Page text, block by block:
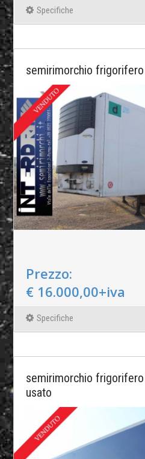
Specifiche
semirimorchio
Prezzo:
€ 16.000,00+iva
Specifiche
semirimorchio
usato